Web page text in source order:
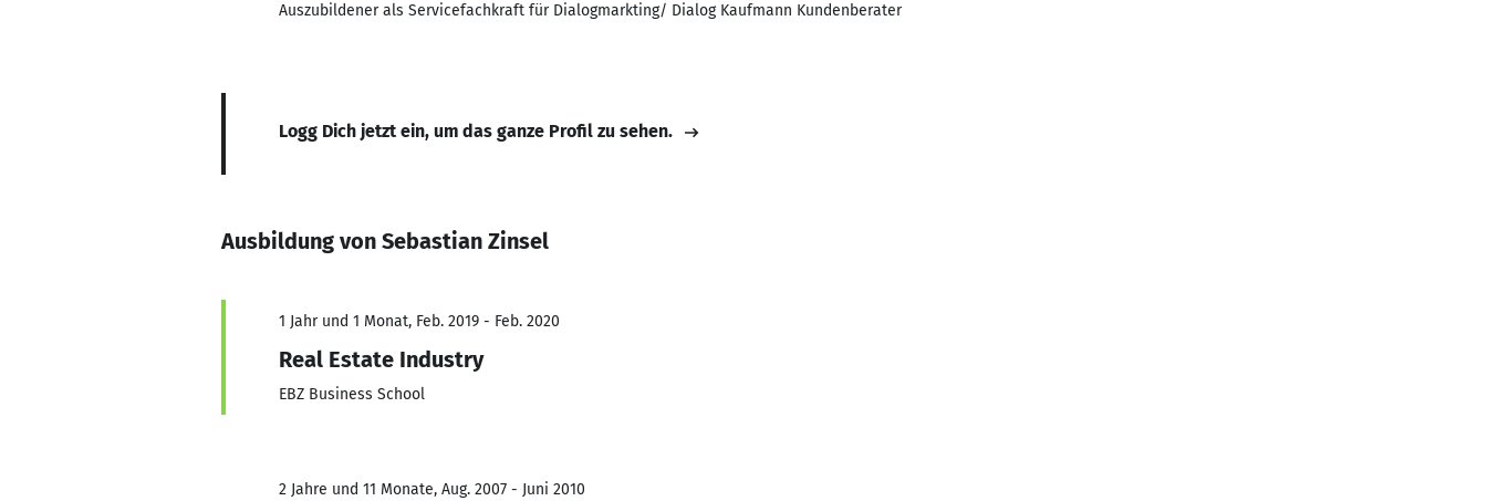
Auszubildener als Servicefachkraft für Dialogmarkting/ Dialog Kaufmann Kundenberater
Logg Dich jetzt ein, um das ganze Profil zu sehen.
Ausbildung von Sebastian Zinsel
1 Jahr und 1 Monat, Feb. 2019 - Feb. 2020
Real Estate Industry
EBZ Business School
2 Jahre und 11 Monate, Aug. 2007 - Juni 2010